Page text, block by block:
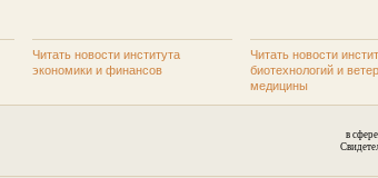
Читать новости института
экономики и финансов
Читать новости
биотехнологий и
медицины
в